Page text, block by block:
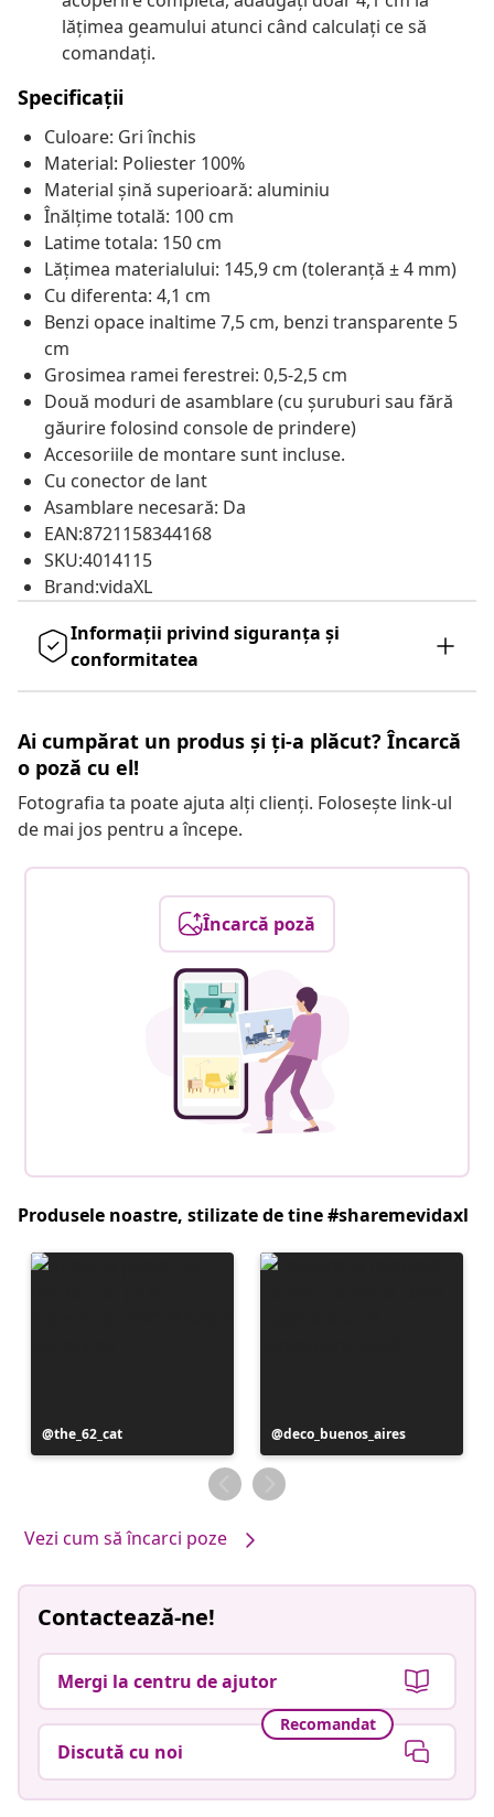
lățimea geamului atunci când calculați ce să
comandați.
Specificații
Culoare: Gri închis
Material: Poliester 100%
Material șină superioară: aluminiu
Înălțime totală: 100 cm
Latime totala: 150 cm
Lățimea materialului: 145,9 cm (toleranță ± 4 mm)
Cu diferenta: 4,1 cm
Benzi opace inaltime 7,5 cm, benzi transparente 5
cm
Grosimea ramei ferestrei: 0,5-2,5 cm
Două moduri de asamblare (cu șuruburi sau fără
găurire folosind console de prindere)
Accesoriile de montare sunt incluse.
Cu conector de lant
Asamblare necesară: Da
EAN:8721158344168
SKU:4014115
Brand:vidaXL
Informații privind siguranța și
conformitatea
Ai cumpărat un produs și ți-a plăcut? Încarcă
o poză cu el!
Fotografia ta poate ajuta alți clienți. Folosește link-ul
de mai jos pentru a începe.
Încarcă poză
Produsele noastre, stilizate de tine #sharemevidaxl
Postare
publicată
the_62_cat
Postare
publicată
de
deco_buenos_aires
Vezi cum să încarci poze
Contactează-ne!
Mergi la centru de ajutor
Recomandat
Discută cu noi